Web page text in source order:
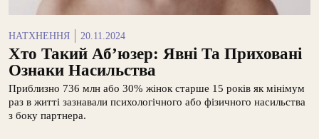
НАТХНЕННЯ 20.11.2024
Хто Такий Аб’юзер: Явні Та Приховані
Ознаки Насильства
Приблизно 736 млн або 30% жінок старше 15 років як мінімум
раз в житті зазнавали психологічного або фізичного насильства
з боку партнера.